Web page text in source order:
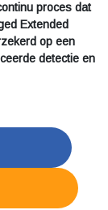
proces dat
Extended
op een
detectie en